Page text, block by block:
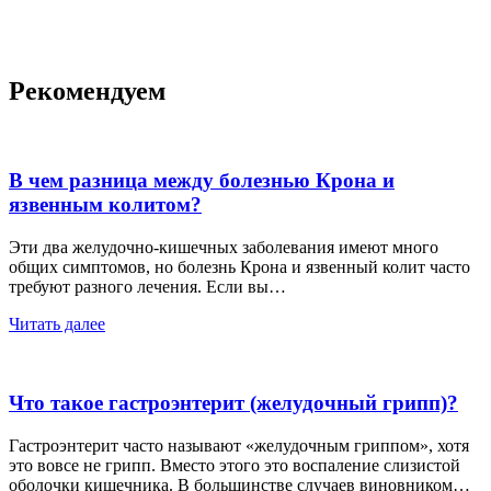
Рекомендуем
В чем разница между болезнью Крона и
язвенным колитом?
Эти два желудочно-кишечных заболевания имеют много
общих симптомов, но болезнь Крона и язвенный колит часто
требуют разного лечения. Если вы…
Читать далее
Что такое гастроэнтерит (желудочный грипп)?
Гастроэнтерит часто называют «желудочным гриппом», хотя
это вовсе не грипп. Вместо этого это воспаление слизистой
оболочки кишечника. В большинстве случаев виновником…